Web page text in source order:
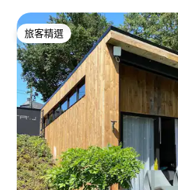
旅客精選
旅客精選